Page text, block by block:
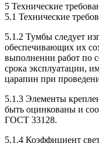
5 Технические
5.1 Технические
5.1.2 Тумбы следует
обеспечивающих их
выполнении работ по
срока эксплуатации,
царапин при
5.1.3 Элементы
быть оцинкованы и
ГОСТ 33128.
5.1.4 Коэффициент